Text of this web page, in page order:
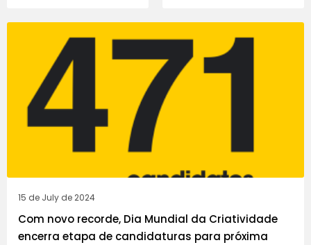
15 de July de 2024
Com novo recorde, Dia Mundial da Criatividade
encerra etapa de candidaturas para próxima